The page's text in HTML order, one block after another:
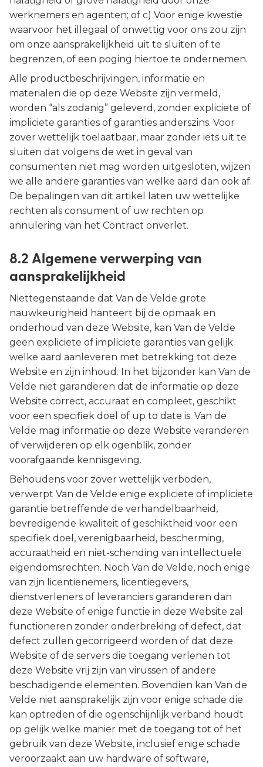
werknemers en agenten; of c) Voor enige kwestie
waarvoor het illegaal of onwettig voor ons zou zijn
om onze aansprakelijkheid uit te sluiten of te
begrenzen, of een poging hiertoe te ondernemen.
Alle productbeschrijvingen, informatie en
materialen die op deze Website zijn vermeld,
worden “als zodanig” geleverd, zonder expliciete of
impliciete garanties of garanties anderszins. Voor
zover wettelijk toelaatbaar, maar zonder iets uit te
sluiten dat volgens de wet in geval van
consumenten niet mag worden uitgesloten, wijzen
we alle andere garanties van welke aard dan ook af.
De bepalingen van dit artikel laten uw wettelijke
rechten als consument of uw rechten op
annulering van het Contract onverlet.
8.2 Algemene verwerping van
aansprakelijkheid
Niettegenstaande dat Van de Velde grote
nauwkeurigheid hanteert bij de opmaak en
onderhoud van deze Website, kan Van de Velde
geen expliciete of impliciete garanties van gelijk
welke aard aanleveren met betrekking tot deze
Website en zijn inhoud. In het bijzonder kan Van de
Velde niet garanderen dat de informatie op deze
Website correct, accuraat en compleet, geschikt
voor een specifiek doel of up to date is. Van de
Velde mag informatie op deze Website veranderen
of verwijderen op elk ogenblik, zonder
voorafgaande kennisgeving.
Behoudens voor zover wettelijk verboden,
verwerpt Van de Velde enige expliciete of impliciete
garantie betreffende de verhandelbaarheid,
bevredigende kwaliteit of geschiktheid voor een
specifiek doel, verenigbaarheid, bescherming,
accuraatheid en niet-schending van intellectuele
eigendomsrechten. Noch Van de Velde, noch enige
van zijn licentienemers, licentiegevers,
dienstverleners of leveranciers garanderen dan
deze Website of enige functie in deze Website zal
functioneren zonder onderbreking of defect, dat
defect zullen gecorrigeerd worden of dat deze
Website of de servers die toegang verlenen tot
deze Website vrij zijn van virussen of andere
beschadigende elementen. Bovendien kan Van de
Velde niet aansprakelijk zijn voor enige schade die
kan optreden of die ogenschijnlijk verband houdt
op gelijk welke manier met de toegang tot of het
gebruik van deze Website, inclusief enige schade
veroorzaakt aan uw hardware of software,